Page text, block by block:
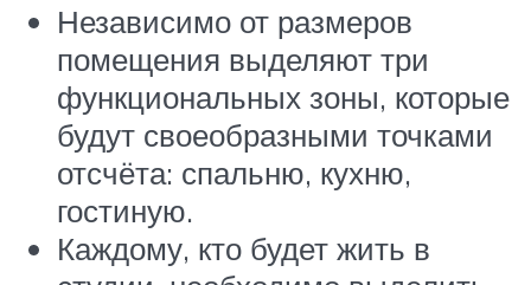
Независимо от размеров
помещения выделяют три
функциональных зоны, которые
будут своеобразными точками
отсчёта: спальню, кухню,
гостиную.
Каждому, кто будет жить в